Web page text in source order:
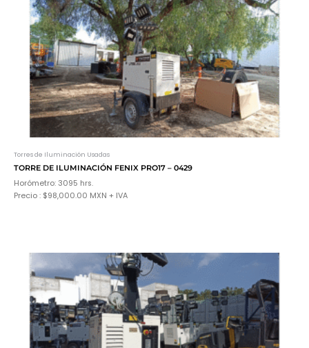
Torres de Iluminación Usadas
TORRE DE ILUMINACIÓN FENIX PRO17 – 0429
Horómetro: 3095 hrs.
Precio : $98,000.00 MXN + IVA